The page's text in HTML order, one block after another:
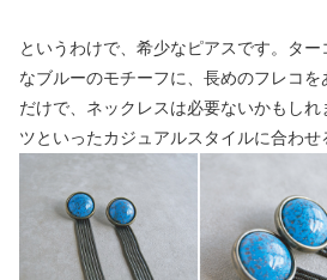
というわけで、希少なピアスです。タ
なブルーのモチーフに、長めのフレコ
だけで、ネックレスは必要ないかもし
ツといったカジュアルスタイルに合わせ